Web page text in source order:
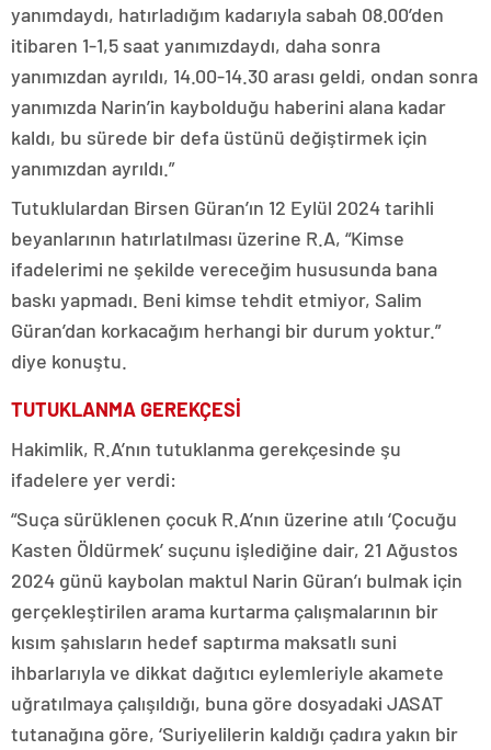
yanımdaydı, hatırladığım kadarıyla sabah 08.00’den
itibaren 1-1,5 saat yanımızdaydı, daha sonra
yanımızdan ayrıldı, 14.00-14.30 arası geldi, ondan sonra
yanımızda Narin’in kaybolduğu haberini alana kadar
kaldı, bu sürede bir defa üstünü değiştirmek için
yanımızdan ayrıldı.”
Tutuklulardan Birsen Güran’ın 12 Eylül 2024 tarihli
beyanlarının hatırlatılması üzerine R.A, “Kimse
ifadelerimi ne şekilde vereceğim hususunda bana
baskı yapmadı. Beni kimse tehdit etmiyor, Salim
Güran’dan korkacağım herhangi bir durum yoktur.”
diye konuştu.
TUTUKLANMA GEREKÇESİ
Hakimlik, R.A’nın tutuklanma gerekçesinde şu
ifadelere yer verdi:
“Suça sürüklenen çocuk R.A’nın üzerine atılı ‘Çocuğu
Kasten Öldürmek’ suçunu işlediğine dair, 21 Ağustos
2024 günü kaybolan maktul Narin Güran’ı bulmak için
gerçekleştirilen arama kurtarma çalışmalarının bir
kısım şahısların hedef saptırma maksatlı suni
ihbarlarıyla ve dikkat dağıtıcı eylemleriyle akamete
uğratılmaya çalışıldığı, buna göre dosyadaki JASAT
tutanağına göre, ‘Suriyelilerin kaldığı çadıra yakın bir